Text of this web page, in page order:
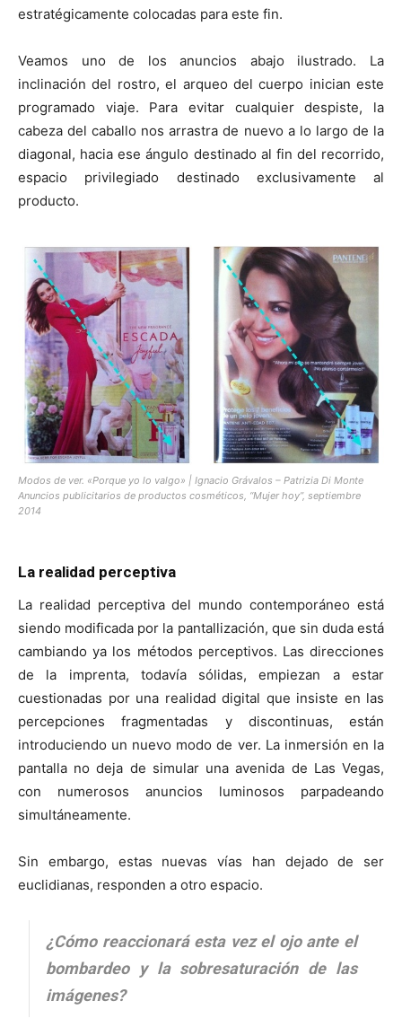
estratégicamente colocadas para este fin.
Veamos uno de los anuncios abajo ilustrado. La
inclinación del rostro, el arqueo del cuerpo inician este
programado viaje. Para evitar cualquier despiste, la
cabeza del caballo nos arrastra de nuevo a lo largo de la
diagonal, hacia ese ángulo destinado al fin del recorrido,
espacio privilegiado destinado exclusivamente al
producto.
Modos de ver. «Porque yo lo valgo» | Ignacio Grávalos – Patrizia Di Monte
Anuncios publicitarios de productos cosméticos, “Mujer hoy”, septiembre
2014
La realidad perceptiva
La realidad perceptiva del mundo contemporáneo está
siendo modificada por la pantallización, que sin duda está
cambiando ya los métodos perceptivos. Las direcciones
de la imprenta, todavía sólidas, empiezan a estar
cuestionadas por una realidad digital que insiste en las
percepciones fragmentadas y discontinuas, están
introduciendo un nuevo modo de ver. La inmersión en la
pantalla no deja de simular una avenida de Las Vegas,
con numerosos anuncios luminosos parpadeando
simultáneamente.
Sin embargo, estas nuevas vías han dejado de ser
euclidianas, responden a otro espacio.
¿Cómo reaccionará esta vez el ojo ante el
bombardeo y la sobresaturación de las
imágenes?